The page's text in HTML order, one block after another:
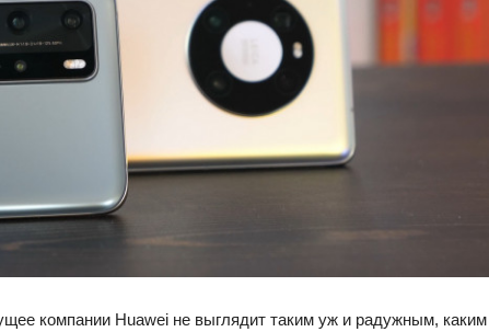
компании Huawei не выглядит таким уж и радужным, каким